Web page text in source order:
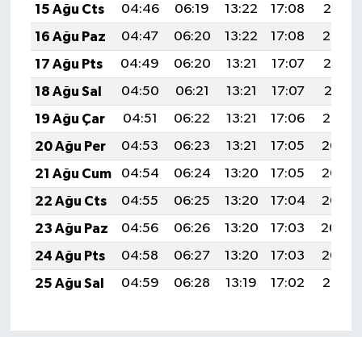
15 Ağu Cts
04:46 06:19 13:22 17:08
20:15
16 Ağu Paz
04:47 06:20 13:22 17:08
20:14
17 Ağu Pts
04:49 06:20 13:21 17:07
20:12
18 Ağu Sal
04:50 06:21 13:21 17:07
20:11
19 Ağu Çar
04:51 06:22 13:21 17:06
20:10
20 Ağu Per
04:53 06:23 13:21 17:05
20:08
21 Ağu Cum
04:54 06:24 13:20 17:05
20:07
22 Ağu Cts
04:55 06:25 13:20 17:04
20:05
23 Ağu Paz
04:56 06:26 13:20 17:03
20:04
24 Ağu Pts
04:58 06:27 13:20 17:03
20:03
25 Ağu Sal
04:59 06:28 13:19 17:02 20:01